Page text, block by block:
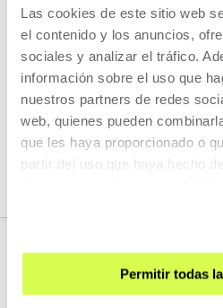
Las cookies de este sitio web
el contenido y los anuncios,
sociales y analizar el tráfico.
información sobre el uso que
nuestros partners de redes
web, quienes pueden
que les haya proporcionado o
partir del uso que haya hecho
Permitir todas
NEXT LIVE
We do not have any new